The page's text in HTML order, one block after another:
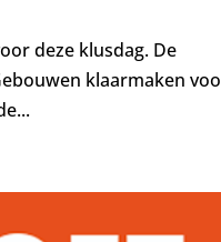
deze klusdag. De
klaarmaken